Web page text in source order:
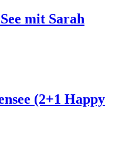
mit Sarah
(2+1 Happy